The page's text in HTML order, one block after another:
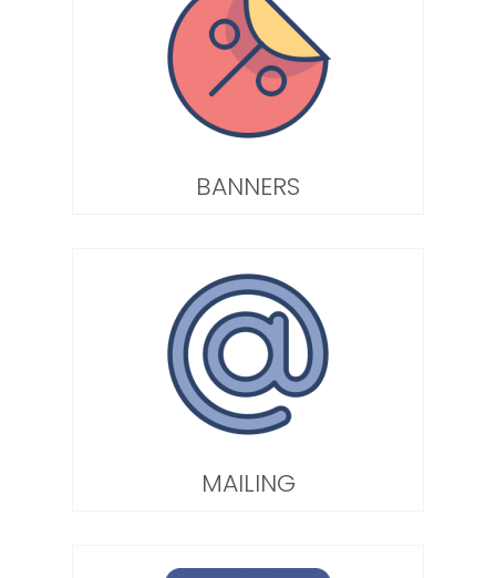
BANNERS
MAILING